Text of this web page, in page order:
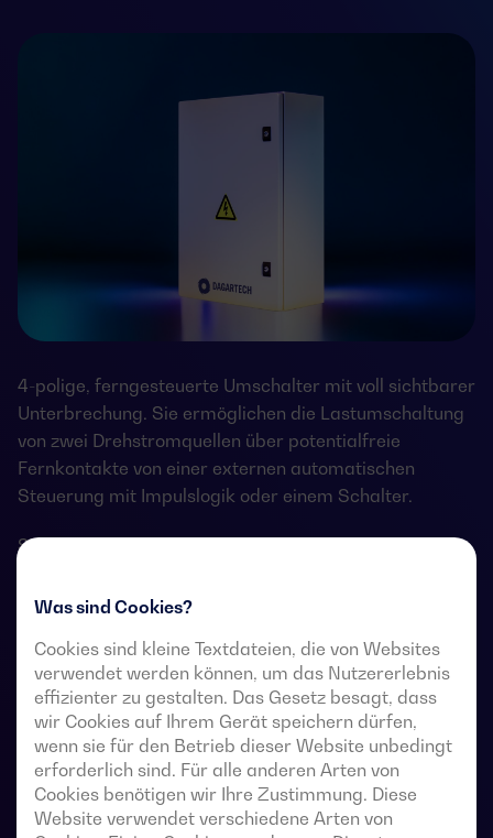
Was sind Cookies?
Cookies sind kleine Textdateien, die von Websites
verwendet werden können, um das Nutzererlebnis
effizienter zu gestalten. Das Gesetz besagt, dass
wir Cookies auf Ihrem Gerät speichern dürfen,
wenn sie für den Betrieb dieser Website unbedingt
erforderlich sind. Für alle anderen Arten von
Cookies benötigen wir Ihre Zustimmung. Diese
Website verwendet verschiedene Arten von
4-polige, ferngesteuerte Umschalter mit voll sichtbarer
Unterbrechung. Sie ermöglichen die Lastumschaltung
von zwei Drehstromquellen über potentialfreie
Fernkontakte von einer externen automatischen
Steuerung mit Impulslogik oder einem Schalter.
Sie sind für den Einsatz in Niederspannungs-
kurze Unterbrechung der Stromversorgung der Last
Technische Datenblätter für Umschalter